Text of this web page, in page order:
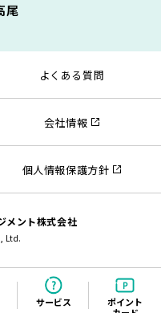
サービス
ポイント
尾
よくある質問
会社情報
個人情報保護方針
メント株式会社
Ltd.